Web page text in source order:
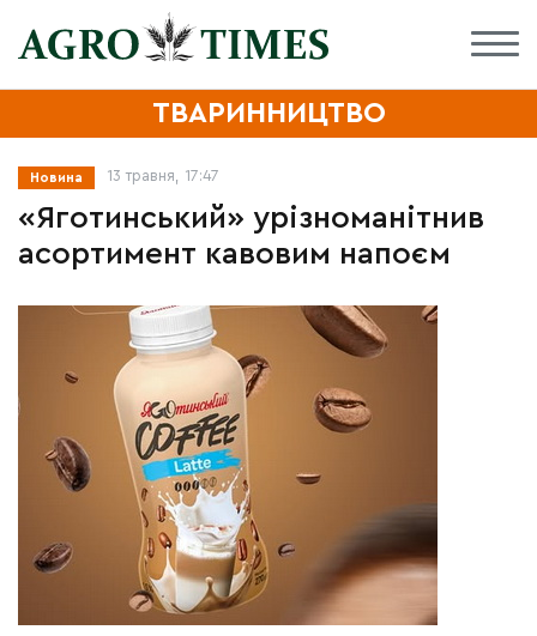
ТВАРИННИЦТВО
Новина 13 травня, 17:47
«Яготинський» урізноманітнив
асортимент кавовим напоєм